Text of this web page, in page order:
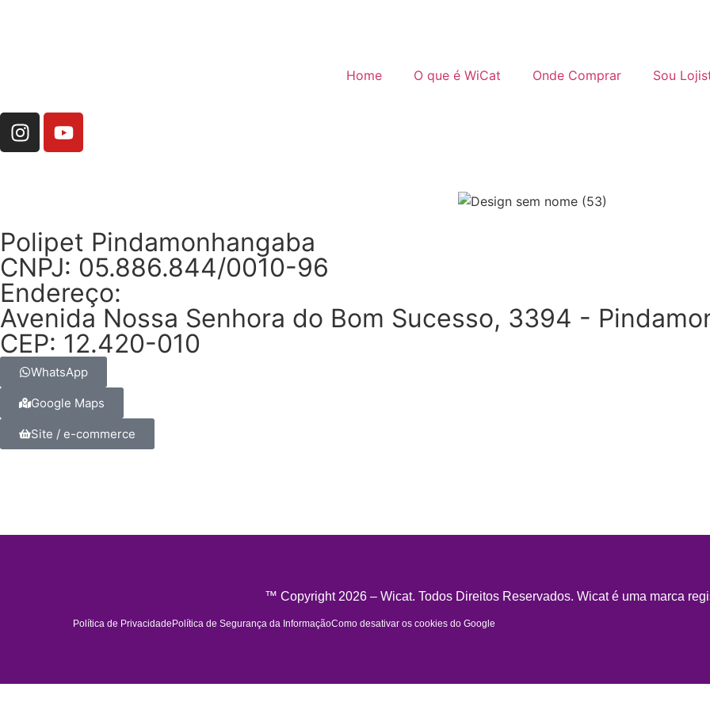
Home O que é WiCat Onde Comprar Sou
Polipet Pindamonhangaba
CNPJ: 05.886.844/0010-96
Endereço:
Avenida Nossa Senhora do Bom Sucesso, 3394 -
CEP: 12.420-010
WhatsApp
Google Maps
Site / e-commerce
™ Copyright 2026 – Wicat. Todos Direitos Reservados. Wicat é uma marca
Política de PrivacidadePolítica de Segurança da InformaçãoComo desativar os cookies do Google